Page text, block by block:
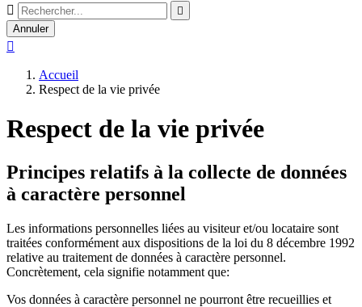


Annuler

Accueil
Respect de la vie privée
Respect de la vie privée
Principes relatifs à la collecte de données
à caractère personnel
Les informations personnelles liées au visiteur et/ou locataire sont
traitées conformément aux dispositions de la loi du 8 décembre 1992
relative au traitement de données à caractère personnel.
Concrètement, cela signifie notamment que:
Vos données à caractère personnel ne pourront être recueillies et